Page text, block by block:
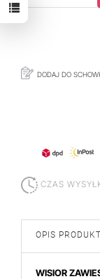
DODAJ DO
CZAS
OPIS
WISIOR